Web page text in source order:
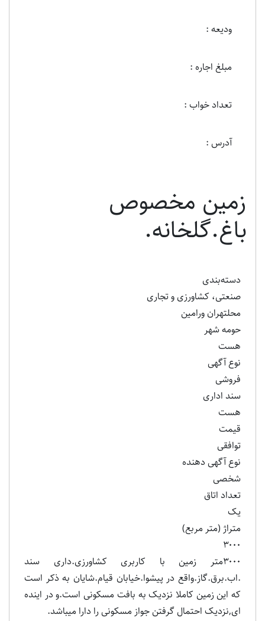
ودیعه :
مبلغ اجاره :
تعداد خواب :
آدرس :
زمین مخصوص
باغ.گلخانه.
دسته‌بندی
صنعتی، کشاورزی و تجاری
محلتهران ورامین
حومه شهر
هست
نوع آگهی
فروشی
سند اداری
هست
قیمت
توافقی
نوع آگهی دهنده
شخصی
تعداد اتاق
یک
متراژ (متر مربع)
۳۰۰۰
۳۰۰۰متر زمین با کاربری کشاورزی.داری سند
.اب.برق.گاز.واقع در پیشوا.خیابان قیام.شایان به ذکر است
که این زمین کاملا نزدیک به بافت مسکونی است.و در اینده
ای,نزدیک احتمال گرفتن جواز مسکونی را دارا میباشد.